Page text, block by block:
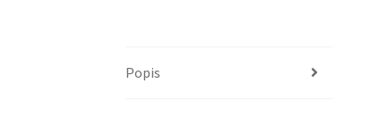
Popis